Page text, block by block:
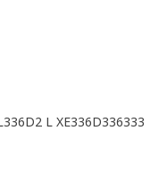
336D2 L XE336D336333